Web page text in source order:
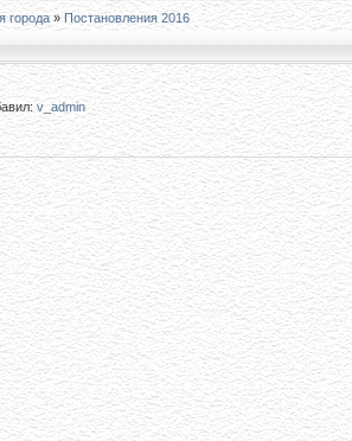
города» Постановления 2016
:v_admin